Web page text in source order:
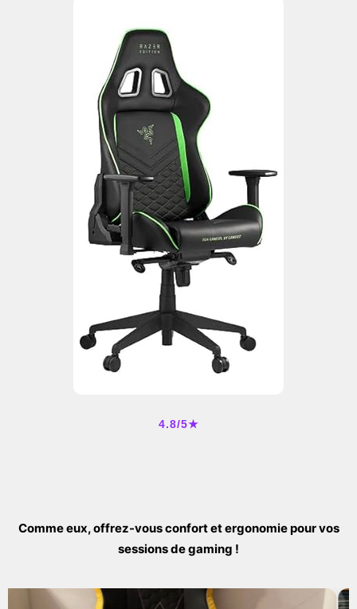
4.8/5★
Comme eux, offrez-vous confort et ergonomie pour vos
sessions de gaming !